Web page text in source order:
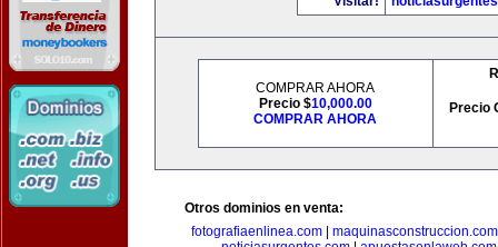
COMPRAR AHORA
Precio $10,000.00
COMPRAR AHORA
Precio
Otros dominios en venta:
fotografiaenlinea.com
maquinasconstruccion.com